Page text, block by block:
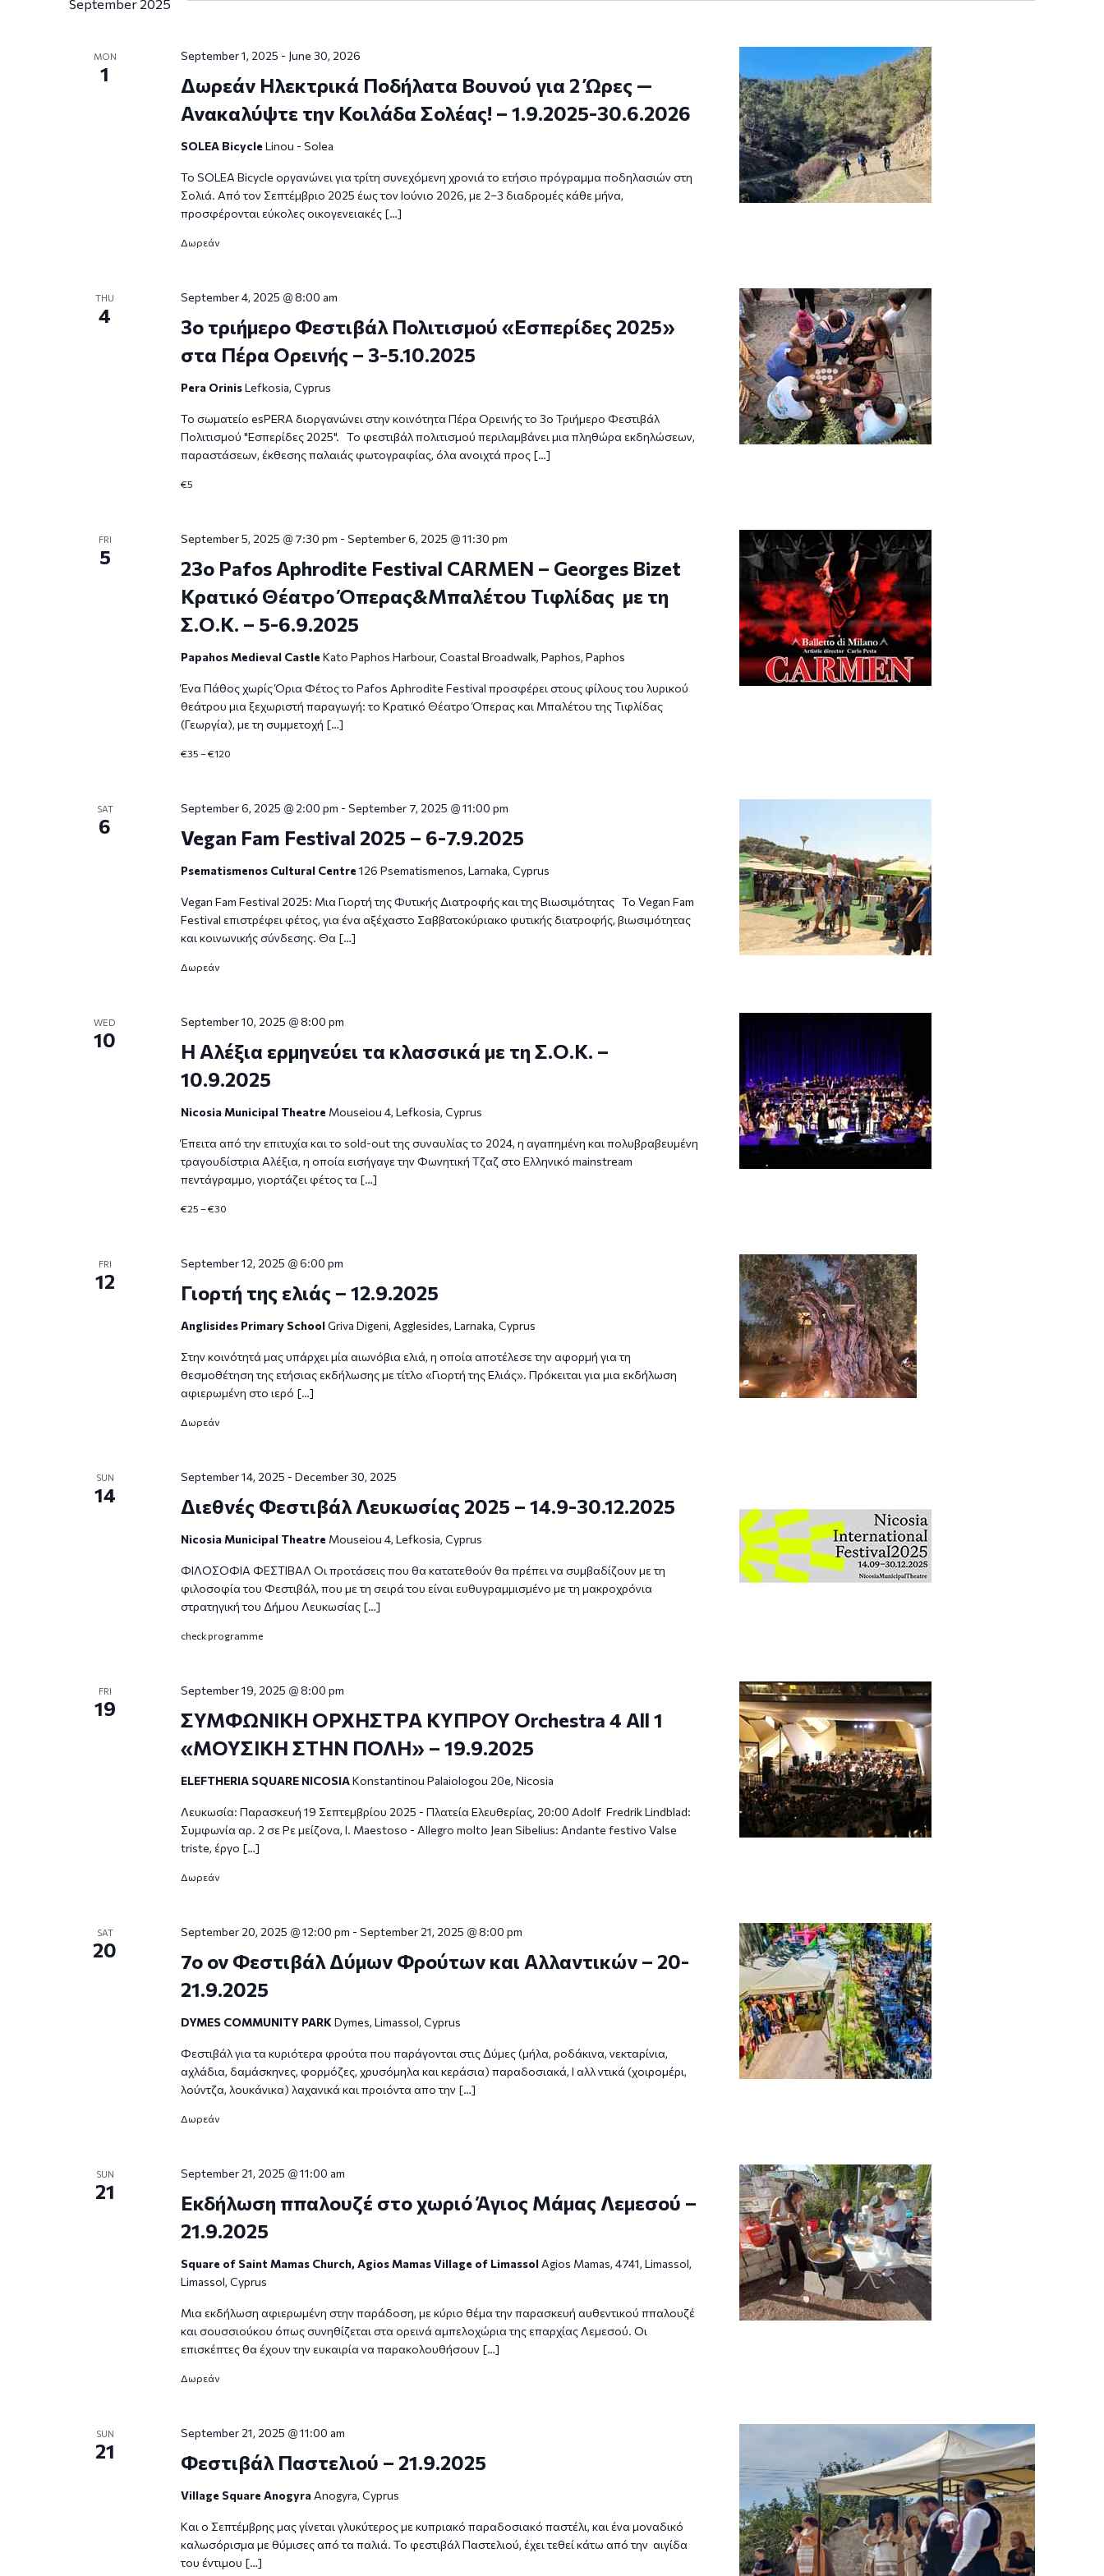
September 2025
MON
1
Δωρεάν Ηλεκτρικά Ποδήλατα Βουνού για 2 Ώρες —
Ανακαλύψτε την Κοιλάδα Σολέας! – 1.9.2025-30.6.2026
September 1, 2025 - June 30, 2026
SOLEA Bicycle Linou - Solea
Το SOLEA Bicycle οργανώνει για τρίτη συνεχόμενη χρονιά το ετήσιο πρόγραμμα ποδηλασιών στη
Σολιά. Από τον Σεπτέμβριο 2025 έως τον Ιούνιο 2026, με 2–3 διαδρομές κάθε μήνα,
προσφέρονται εύκολες οικογενειακές […]
Δωρεάν
THU
4
3ο τριήμερο Φεστιβάλ Πολιτισμού «Εσπερίδες 2025»
στα Πέρα Ορεινής – 3-5.10.2025
September 4, 2025 @ 8:00 am
Pera OrinisLefkosia, Cyprus
Το σωματείο esPERA διοργανώνει στην κοινότητα Πέρα Ορεινής το 3ο Τριήμερο Φεστιβάλ
Πολιτισμού "Εσπερίδες 2025". Το φεστιβάλ πολιτισμού περιλαμβάνει μια πληθώρα εκδηλώσεων,
παραστάσεων, έκθεσης παλαιάς φωτογραφίας, όλα ανοιχτά προς […]
€5
FRI
5
23o Pafos Aphrodite Festival CARMEN – Georges Bizet
Κρατικό Θέατρο Όπερας&Μπαλέτου Τιφλίδας με τη
Σ.Ο.Κ. – 5-6.9.2025
September 5, 2025 @ 7:30 pm - September 6, 2025 @ 11:30 pm
Papahos Medieval Castle Kato Paphos Harbour, Coastal Broadwalk, Paphos, Paphos
Ένα Πάθος χωρίς Όρια Φέτος το Pafos Aphrodite Festival προσφέρει στους φίλους του λυρικού
θεάτρου μια ξεχωριστή παραγωγή: το Κρατικό Θέατρο Όπερας και Μπαλέτου της Τιφλίδας
(Γεωργία), με τη συμμετοχή […]
€35 – €120
SAT
6 Vegan Fam Festival 2025 – 6-7.9.2025
September 6, 2025 @ 2:00 pm - September 7, 2025 @ 11:00 pm
Psematismenos Cultural Centre 126 Psematismenos, Larnaka, Cyprus
Vegan Fam Festival 2025: Μια Γιορτή της Φυτικής Διατροφής και της Βιωσιμότητας Το Vegan Fam
Festival επιστρέφει φέτος, για ένα αξέχαστο Σαββατοκύριακο φυτικής διατροφής, βιωσιμότητας
και κοινωνικής σύνδεσης. Θα […]
Δωρεάν
WED
10
Η Αλέξια ερμηνεύει τα κλασσικά με τη Σ.Ο.Κ. –
10.9.2025
September 10, 2025 @ 8:00 pm
Nicosia Municipal Theatre Mouseiou 4, Lefkosia, Cyprus
Έπειτα από την επιτυχία και το sold-out της συναυλίας το 2024, η αγαπημένη και πολυβραβευμένη
τραγουδίστρια Αλέξια, η οποία εισήγαγε την Φωνητική Τζαζ στο Ελληνικό mainstream
πεντάγραμμο, γιορτάζει φέτος τα […]
€25 – €30
FRI
12 Γιορτή της ελιάς – 12.9.2025
September 12, 2025 @ 6:00 pm
Anglisides Primary SchoolGriva Digeni, Agglesides, Larnaka, Cyprus
Στην κοινότητά μας υπάρχει μία αιωνόβια ελιά, η οποία αποτέλεσε την αφορμή για τη
θεσμοθέτηση της ετήσιας εκδήλωσης με τίτλο «Γιορτή της Ελιάς». Πρόκειται για μια εκδήλωση
αφιερωμένη στο ιερό […]
Δωρεάν
SUN
14 Διεθνές Φεστιβάλ Λευκωσίας 2025 – 14.9-30.12.2025
September 14, 2025 - December 30, 2025
Nicosia Municipal Theatre Mouseiou 4, Lefkosia, Cyprus
ΦΙΛΟΣΟΦΙΑ ΦΕΣΤΙΒΑΛ Οι προτάσεις που θα κατατεθούν θα πρέπει να συμβαδίζουν με τη
φιλοσοφία του Φεστιβάλ, που με τη σειρά του είναι ευθυγραμμισμένο με τη μακροχρόνια
στρατηγική του Δήμου Λευκωσίας […]
check programme
FRI
19
ΣΥΜΦΩΝΙΚΗ ΟΡΧΗΣΤΡΑ ΚΥΠΡΟΥ Orchestra 4 All 1
«ΜΟΥΣΙΚΗ ΣΤΗΝ ΠΟΛΗ» – 19.9.2025
September 19, 2025 @ 8:00 pm
ELEFTHERIA SQUARE NICOSIAKonstantinou Palaiologou 20e, Nicosia
Λευκωσία: Παρασκευή 19 Σεπτεμβρίου 2025 - Πλατεία Ελευθερίας, 20:00 Adolf Fredrik Lindblad:
Συμφωνία αρ. 2 σε Ρε μείζονα, Ι. Maestoso - Allegro molto Jean Sibelius: Andante festivo Valse
triste, έργο […]
Δωρεάν
SAT
20
7o ον Φεστιβάλ Δύμων Φρούτων και Αλλαντικών – 20-
21.9.2025
September 20, 2025 @ 12:00 pm - September 21, 2025 @ 8:00 pm
DYMES COMMUNITY PARK Dymes, Limassol, Cyprus
Φεστιβάλ για τα κυριότερα φρούτα που παράγονται στις Δύμες (μήλα, ροδάκινα, νεκταρίνια,
αχλάδια, δαμάσκηνες, φορμόζες, χρυσόμηλα και κεράσια) παραδοσιακά, Ι αλλ ντικά (χοιρομέρι,
λούντζα, λουκάνικα) λαχανικά και προιόντα απο την […]
Δωρεάν
SUN
21
Εκδήλωση ππαλουζέ στο χωριό Άγιος Μάμας Λεμεσού –
21.9.2025
September 21, 2025 @ 11:00 am
Square of Saint Mamas Church, Agios Mamas Village of Limassol Agios Mamas, 4741, Limassol,
Limassol, Cyprus
Μια εκδήλωση αφιερωμένη στην παράδοση, με κύριο θέμα την παρασκευή αυθεντικού ππαλουζέ
και σουσσιούκου όπως συνηθίζεται στα ορεινά αμπελοχώρια της επαρχίας Λεμεσού. Οι
επισκέπτες θα έχουν την ευκαιρία να παρακολουθήσουν […]
Δωρεάν
SUN
21 Φεστιβάλ Παστελιού – 21.9.2025
September 21, 2025 @ 11:00 am
Village Square Anogyra Anogyra, Cyprus
Και ο Σεπτέμβρης μας γίνεται γλυκύτερος με κυπριακό παραδοσιακό παστέλι, και ένα μοναδικό
καλωσόρισμα με θύμισες από τα παλιά. Το φεστιβάλ Παστελιού, έχει τεθεί κάτω από την αιγίδα
του έντιμου […]